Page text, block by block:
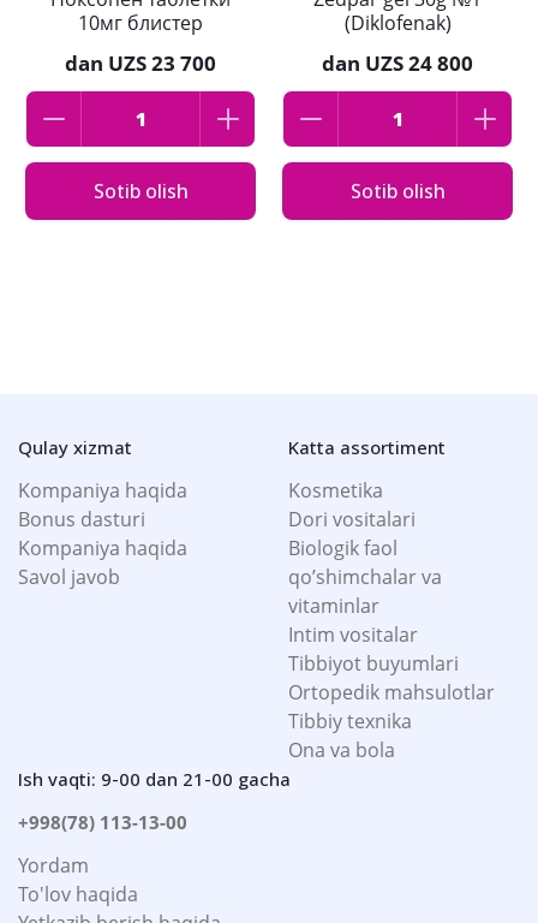
10мг блистер
dan UZS 23 700
Sotib olish
(Diklofenak)
dan UZS 24 800
Sotib olish
Qulay xizmat
Kompaniya haqida
Bonus dasturi
Kompaniya haqida
Savol javob
Katta assortiment
Kosmetika
Dori vositalari
Biologik faol
qo’shimchalar va
vitaminlar
Intim vositalar
Tibbiyot buyumlari
Ortopedik mahsulotlar
Tibbiy texnika
Ona va bola
Ish vaqti: 9-00 dan 21-00 gacha
+998(78) 113-13-00
Yordam
To'lov haqida